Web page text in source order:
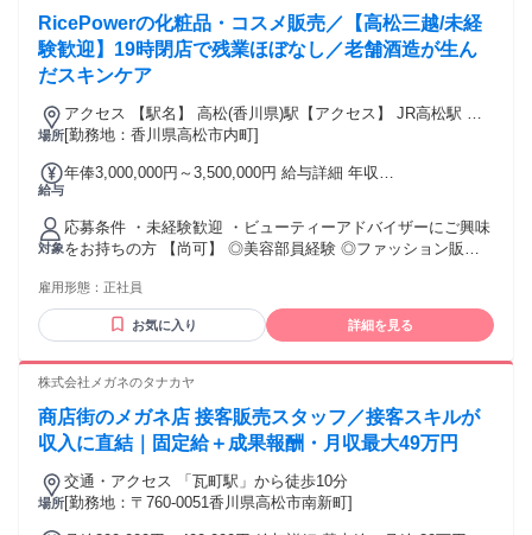
当 └月30,000～50,000円 ■転居一時金 └最大20万円＋実費支
給 ■通勤手当 └交通費全額支給 ■時間外手当 ■店長手当 └月
10,000円～35,000円 ■保育手当 └月10,000円（子ども一人に
つき） ■子ども手当 └扶養している子ども1人につき月10,000
誰かを笑顔にしたい ・キレイをもっと磨き続けたい ・正社員
として安定的に働きたい ・仲間と協力して働きたい 【さらに
こんな方は大歓迎】 ・日常的にカラダを動かすことが好きな
方 ・体の構造や解剖学を学びたい方 ・将来ピラティスの資格
を取得したい方 どれか一つでも当てはまればぜひご応募くだ
さい！
RicePowerの化粧品・コスメ販売／【高松三越/未経
験歓迎】19時閉店で残業ほぼなし／老舗酒造が生ん
だスキンケア
場所
アクセス 【駅名】 高松(香川県)駅【アクセス】 JR高松駅 徒
歩10分、片原町 徒歩5分
[勤務地：香川県高松市内町]
給与
年俸3,000,000円～3,500,000円 給与詳細 年収
細は、前職の経験・スキルを考慮して決定します。 昇給：有
賞与：有※年2回 固定残業代 無し 試用期間 有り条件変更なし
試用期間中の給与：年収3,000,000円〜試用期間中の固定残業
代：無し 通勤手当 有り
対象
応募条件 ・未経験歓迎 ・ビューティーアドバイザーにご興味
をお持ちの方 【尚可】 ◎美容部員経験 ◎ファッション販売
キレイになることを一緒に喜べる。そんな温もりのある接客
ができる方をお待ちしております！ ※産休・育休の取得実績
多数で、働きやすい環境でもあります。 未経験応援、経験を
雇用形態： 正社員
お気に入り 詳細を見る
株式会社メガネのタナカヤ
商店街のメガネ店 接客販売スタッフ／接客スキルが
収入に直結｜固定給＋成果報酬・月収最大49万円
場所
交通・アクセス 「瓦町駅」から徒歩10分
[勤務地：〒760-0051香川県高松市南新町]